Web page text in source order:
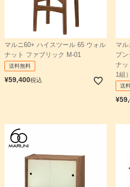
マルニ60+ ハイスツール 65 ウォル
ナット ファブリック M-01
送料無料
¥59,400税込
マ
プ
ナッ
1組
送
¥